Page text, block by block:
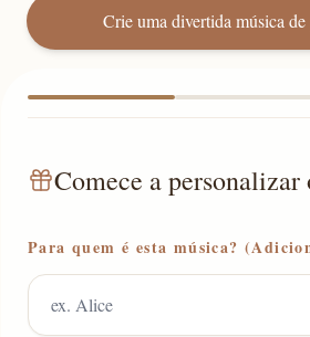
Crie uma divertida música de
Comece a personalizar
Para quem é esta música?